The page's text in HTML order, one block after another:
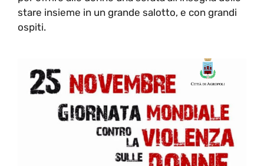
stare insieme in un grande salotto, e con grandi
ospiti.